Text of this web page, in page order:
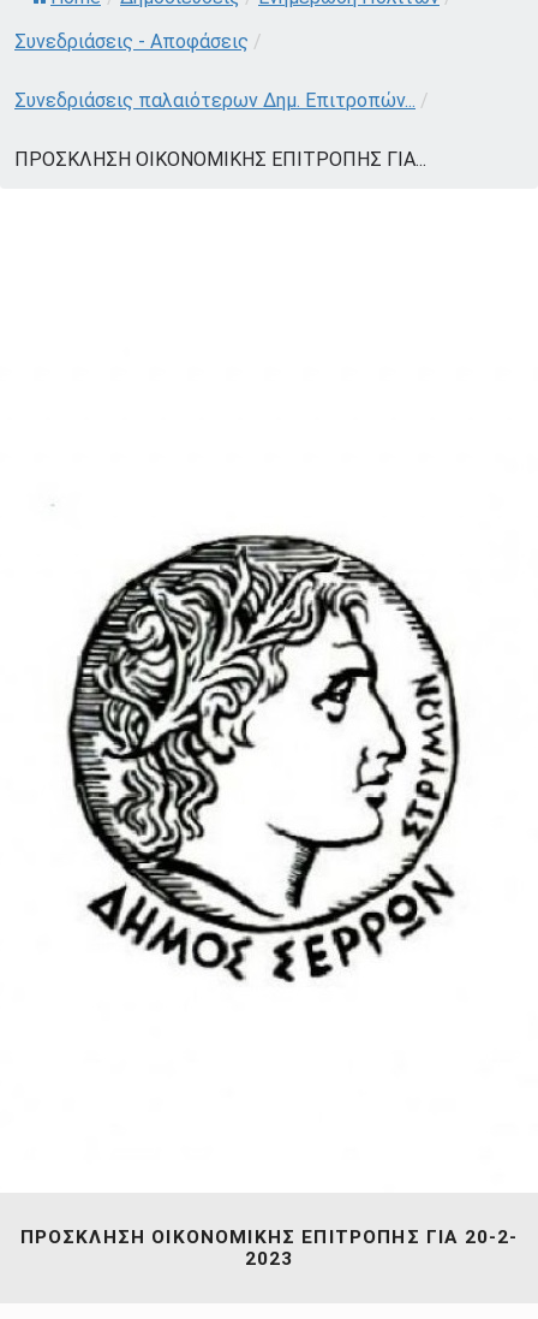
Συνεδριάσεις - Αποφάσεις /
Συνεδριάσεις παλαιότερων Δημ. Επιτροπών... /
ΠΡΟΣΚΛΗΣΗ ΟΙΚΟΝΟΜΙΚΗΣ ΕΠΙΤΡΟΠΗΣ ΓΙΑ...
ΠΡΟΣΚΛΗΣΗ ΟΙΚΟΝΟΜΙΚΗΣ ΕΠΙΤΡΟΠΗΣ ΓΙΑ 20-2-
2023